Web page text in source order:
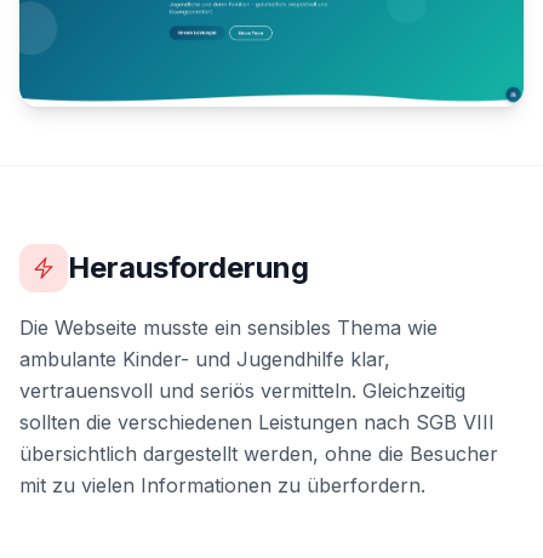
Herausforderung
Die Webseite musste ein sensibles Thema wie
ambulante Kinder- und Jugendhilfe klar,
vertrauensvoll und seriös vermitteln. Gleichzeitig
sollten die verschiedenen Leistungen nach SGB VIII
übersichtlich dargestellt werden, ohne die Besucher
mit zu vielen Informationen zu überfordern.